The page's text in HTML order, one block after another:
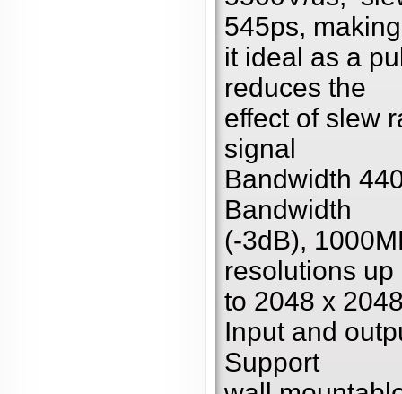
545ps, making
it ideal as a
reduces the
effect of slew
signal
Bandwidth
Bandwidth
(-3dB),
resolutions up
to 2048 x
Input and
Support